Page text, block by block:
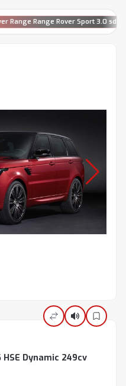
Range Range Rover Sport 3.0
Dynamic 249cv